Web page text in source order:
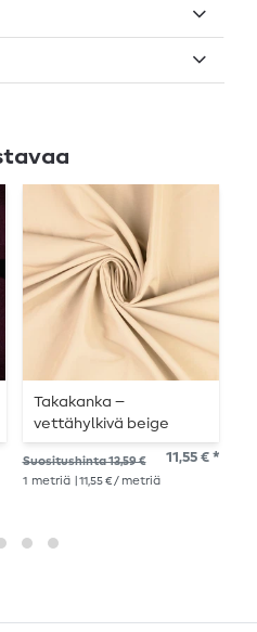
Takakanka –
vettähylkivä beige
trenssitakki
Suositushinta 13,59 € 11,55 € *
1 metriä | 11,55 € / metriä